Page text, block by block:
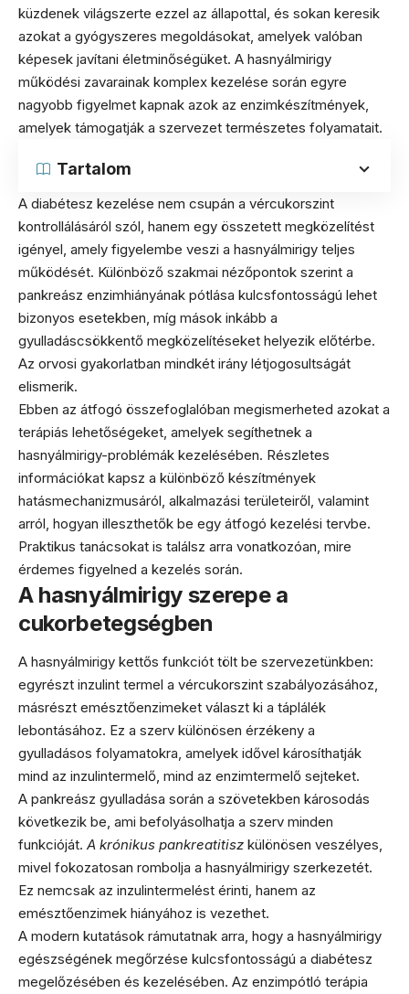
küzdenek világszerte ezzel az állapottal, és sokan keresik
azokat a gyógyszeres megoldásokat, amelyek valóban
képesek javítani életminőségüket. A hasnyálmirigy
működési zavarainak komplex kezelése során egyre
nagyobb figyelmet kapnak azok az enzimkészítmények,
amelyek támogatják a szervezet természetes folyamatait.
Tartalom
A diabétesz kezelése nem csupán a vércukorszint
kontrollálásáról szól, hanem egy összetett megközelítést
igényel, amely figyelembe veszi a hasnyálmirigy teljes
működését. Különböző szakmai nézőpontok szerint a
pankreász enzimhiányának pótlása kulcsfontosságú lehet
bizonyos esetekben, míg mások inkább a
gyulladáscsökkentő megközelítéseket helyezik előtérbe.
Az orvosi gyakorlatban mindkét irány létjogosultságát
elismerik.
Ebben az átfogó összefoglalóban megismerheted azokat a
terápiás lehetőségeket, amelyek segíthetnek a
hasnyálmirigy-problémák kezelésében. Részletes
információkat kapsz a különböző készítmények
hatásmechanizmusáról, alkalmazási területeiről, valamint
arról, hogyan illeszthetők be egy átfogó kezelési tervbe.
Praktikus tanácsokat is találsz arra vonatkozóan, mire
érdemes figyelned a kezelés során.
A hasnyálmirigy szerepe a
cukorbetegségben
A hasnyálmirigy kettős funkciót tölt be szervezetünkben:
egyrészt inzulint termel a vércukorszint szabályozásához,
másrészt emésztőenzimeket választ ki a táplálék
lebontásához. Ez a szerv különösen érzékeny a
gyulladásos folyamatokra, amelyek idővel károsíthatják
mind az inzulintermelő, mind az enzimtermelő sejteket.
A pankreász gyulladása során a szövetekben károsodás
következik be, ami befolyásolhatja a szerv minden
funkcióját. A krónikus pankreatitisz különösen veszélyes,
mivel fokozatosan rombolja a hasnyálmirigy szerkezetét.
Ez nemcsak az inzulintermelést érinti, hanem az
emésztőenzimek hiányához is vezethet.
A modern kutatások rámutatnak arra, hogy a hasnyálmirigy
egészségének megőrzése kulcsfontosságú a diabétesz
megelőzésében és kezelésében. Az enzimpótló terápia